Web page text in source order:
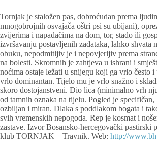
Tornjak je staložen pas, dobroćudan prema
mnogobrojnih osvajača oštri psi su ubijani),
zvijerima i napadačima na dom, tor, stado ili
izvršavanju postavljenih zadataka, lahko shvata
obuku, nepodmitljiv je i nepovjerljiv prema
na bolesti. Skromnih je zahtjeva u ishrani i
noćima ostaje ležati u snijegu koji ga vrlo često
vrlo dominantan. Tijelo mu je vrlo snažno i
skoro dostojanstveni. Dio lica (minimalno vrh
od tamnih oznaka na tijelu. Pogled je specifičan,
ozbiljan i miran. Dlaka s poddlakom bogata i
svih vremenskih nepogoda. Rep je kosmat i
zastave. Izvor Bosansko-hercegovački pastirski
klub TORNJAK – Travnik. Web: http://